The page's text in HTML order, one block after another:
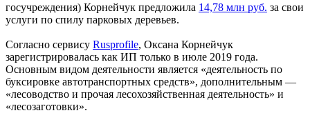
госучреждения) Корнейчук предложила 14,78 млн руб. за свои
услуги по спилу парковых деревьев.
Согласно сервису Rusprofile, Оксана Корнейчук
зарегистрировалась как ИП только в июле 2019 года.
Основным видом деятельности является «деятельность по
буксировке автотранспортных средств», дополнительным —
«лесоводство и прочая лесохозяйственная деятельность» и
«лесозаготовки».